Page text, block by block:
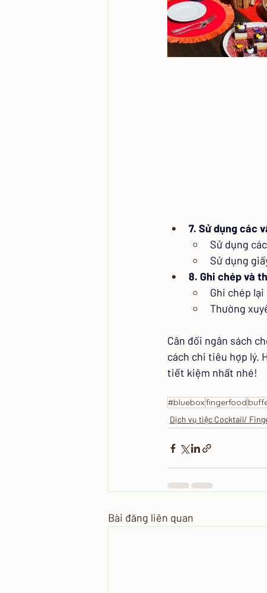
7. Sử dụng các
Sử dụng
Sử dụng
8. Ghi chép và
Ghi chép
Thường
Cân đối ngân sách
cách chi tiêu hợp lý.
tiết kiệm nhất nhé!
#blueboxfingerfood
Dịch vụ tiệc Cocktail/
Bài đăng liên quan